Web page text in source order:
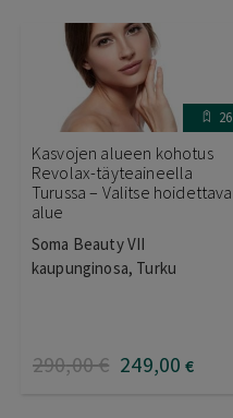
26
Kasvojen alueen kohotus
Revolax-täyteaineella
Turussa – Valitse hoidettava
alue
Soma Beauty VII
kaupunginosa, Turku
290,00€ 249,00 €